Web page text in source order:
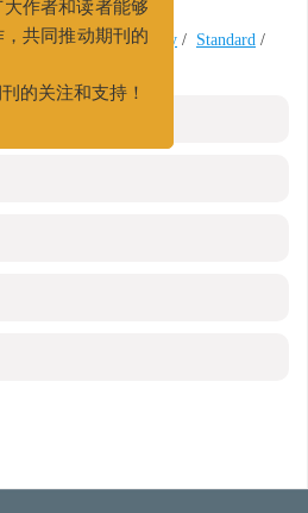
fluid/ Organophilic clay / Standard /
作者和读者能够
共同推动期刊的
的关注和支持！